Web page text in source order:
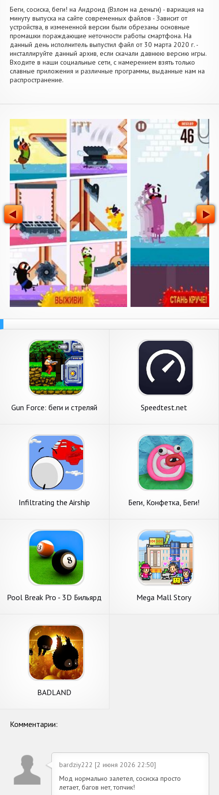
Беги, сосиска, беги! на Андроид (Взлом на деньги) - вариация на
минуту выпуска на сайте современных файлов - Зависит от
устройства, в измененной версии были обрезаны основные
промашки пораждающие неточности работы смартфона. На
данный день исполнитель выпустил файл от 30 марта 2020 г. -
инсталлируйте данный архив, если скачали давнюю версию игры.
Входите в наши социальные сети, с намерением взять только
славные приложения и различные программы, выданные нам на
распространение.
Gun Force: беги и стреляй Speedtest.net
Infiltrating the Airship Беги, Конфетка, Беги!
Pool Break Pro - 3D Бильярд Mega Mall Story
BADLAND
Комментарии:
bardziy222 [2 июня 2026 22:50]
Мод нормально залетел, сосиска просто
летает, багов нет, топчик!